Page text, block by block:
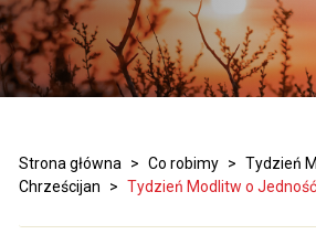
Strona główna > Co robimy > Tydzień
Chrześcijan
> Tydzień Modlitw o